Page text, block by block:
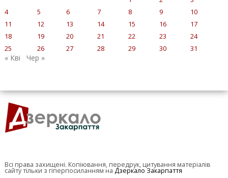
4
5 6 7 8 9
10
11
12 13 14 15 16
17
18
19 20 21 22 23
24
25
26 27 28 29 30 31
« Кві Чер »
Всі права захищені. Копіювання, передрук, цитування матеріалів
сайту тільки з гіперпосиланням на Дзеркало Закарпаття